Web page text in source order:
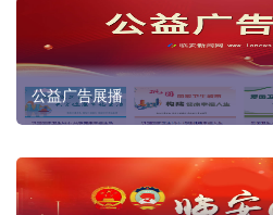
公益广告展播